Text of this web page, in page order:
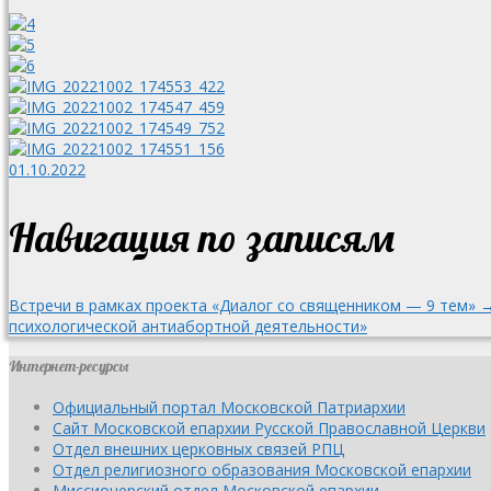
01.10.2022
Навигация по записям
Встречи в рамках проекта «Диалог со священником — 9 тем» →
психологической антиабортной деятельности»
Интернет-ресурсы
Официальный портал Московской Патриархии
Сайт Московской епархии Русской Православной Церкви
Отдел внешних церковных связей РПЦ
Отдел религиозного образования Московской епархии